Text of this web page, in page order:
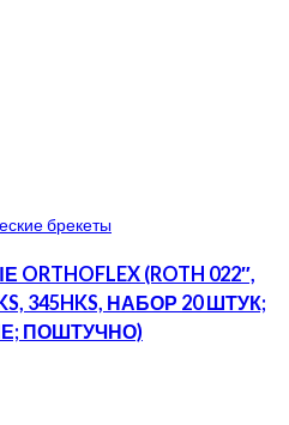
брекеты
(ROTH 022″,
345HKS, НАБОР 20 ШТУК;
ПОШТУЧНО)